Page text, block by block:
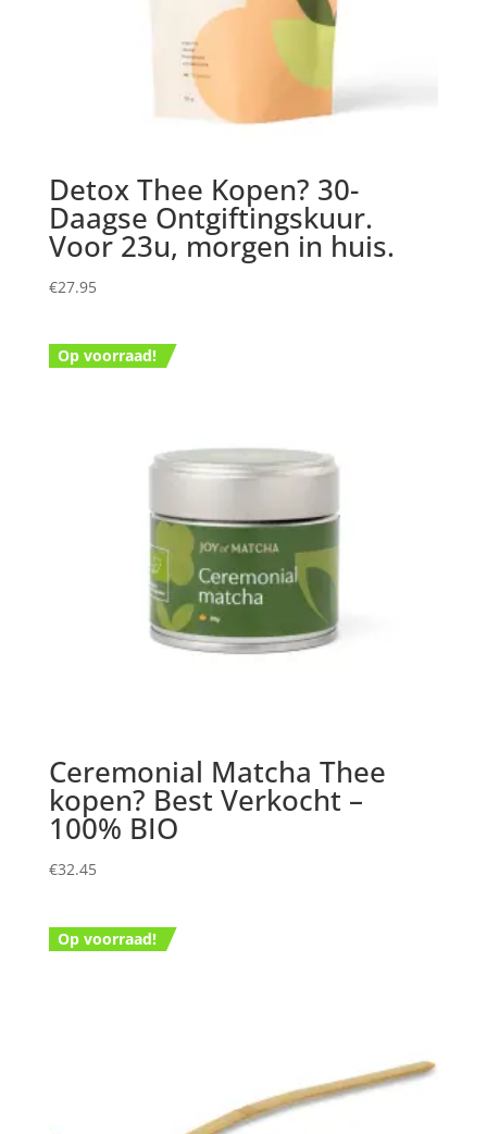
Detox Thee Kopen? 30-
Daagse Ontgiftingskuur.
Voor 23u, morgen in huis.
€27.95
Op voorraad!
Ceremonial Matcha Thee
kopen? Best Verkocht –
100% BIO
€32.45
Op voorraad!